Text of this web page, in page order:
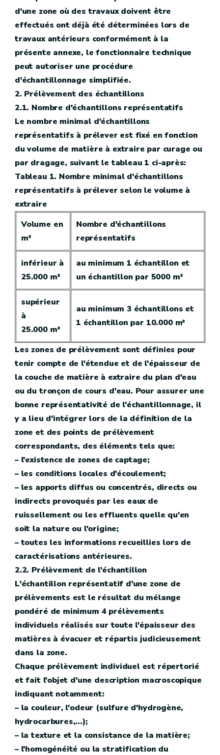
d'une zone où des travaux doivent être
effectués ont déjà été déterminées lors de
travaux antérieurs conformément à la
présente annexe, le fonctionnaire technique
peut autoriser une procédure
d'échantillonnage simplifiée.
2. Prélèvement des échantillons
2.1. Nombre d'échantillons représentatifs
Le nombre minimal d'échantillons
représentatifs à prélever est fixé en fonction
du volume de matière à extraire par curage ou
par dragage, suivant le tableau 1 ci-après:
Tableau 1. Nombre minimal d'échantillons
représentatifs à prélever selon le volume à
extraire
Volume en
m³
Nombre d'échantillons
représentatifs
inférieur à
25.000 m³
au minimum 1 échantillon et
un échantillon par 5000 m³
supérieur
à
25.000 m³
au minimum 3 échantillons et
1 échantillon par 10.000 m³
Les zones de prélèvement sont définies pour
tenir compte de l'étendue et de l'épaisseur de
la couche de matière à extraire du plan d'eau
ou du tronçon de cours d'eau. Pour assurer une
bonne représentativité de l'échantillonnage, il
y a lieu d'intégrer lors de la définition de la
zone et des points de prélèvement
correspondants, des éléments tels que:
– l'existence de zones de captage;
– les conditions locales d'écoulement;
– les apports diffus ou concentrés, directs ou
indirects provoqués par les eaux de
ruissellement ou les effluents quelle qu'en
soit la nature ou l'origine;
– toutes les informations recueillies lors de
caractérisations antérieures.
2.2. Prélèvement de l'échantillon
L'échantillon représentatif d'une zone de
prélèvements est le résultat du mélange
pondéré de minimum 4 prélèvements
individuels réalisés sur toute l'épaisseur des
matières à évacuer et répartis judicieusement
dans la zone.
Chaque prélèvement individuel est répertorié
et fait l'objet d'une description macroscopique
indiquant notamment:
– la couleur, l'odeur (sulfure d'hydrogène,
hydrocarbures,...);
– la texture et la consistance de la matière;
– l'homogénéité ou la stratification du